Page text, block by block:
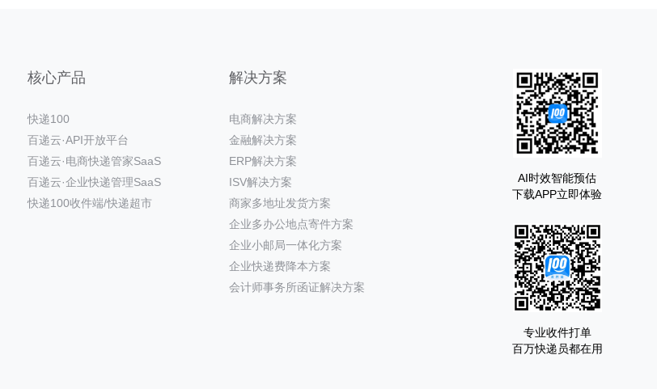
核心产品
快递100
百递云·API开放平台
百递云·电商快递管家SaaS
百递云·企业快递管理SaaS
快递100收件端/快递超市
解决方案
电商解决方案
金融解决方案
ERP解决方案
ISV解决方案
商家多地址发货方案
企业多办公地点寄件方案
企业小邮局一体化方案
企业快递费降本方案
会计师事务所函证解决方案
AI时效智能预估
下载APP立即体验
专业收件打单
百万快递员都在用